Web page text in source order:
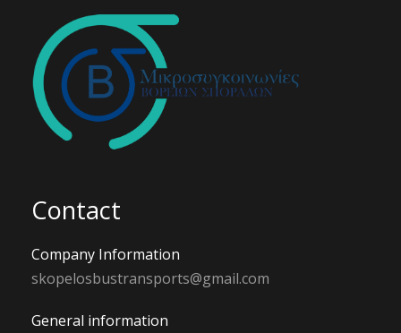
Contact
Company Information
skopelosbustransports@gmail.com
General information